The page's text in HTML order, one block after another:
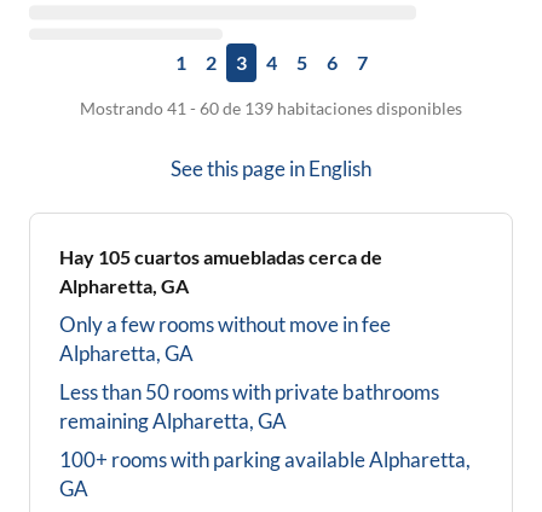
1 2 3 4 5 6 7
Mostrando 41 - 60 de 139 habitaciones disponibles
See this page inEnglish
Hay 105cuartos amuebladas cerca de
Alpharetta, GA
Only a few rooms without move in fee
Alpharetta, GA
Less than 50 rooms with private bathrooms
remainingAlpharetta, GA
100+ rooms with parking availableAlpharetta,
GA